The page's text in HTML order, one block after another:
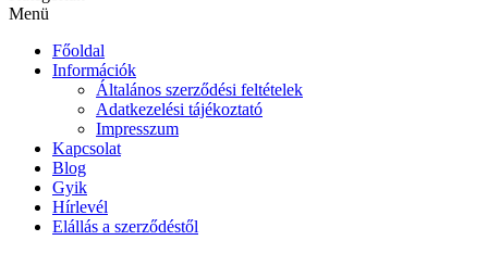
Menü
Főoldal
Információk
Általános szerződési feltételek
Adatkezelési tájékoztató
Impresszum
Kapcsolat
Blog
Gyik
Hírlevél
Elállás a szerződéstől